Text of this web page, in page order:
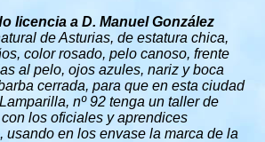
licencia a D. Manuel González
de Asturias, de estatura chica,
color rosado, pelo canoso, frente
al pelo, ojos azules, nariz y boca
cerrada, para que en esta ciudad
nº 92 tenga un taller de
los oficiales y aprendices
usando en los envase la marca de la